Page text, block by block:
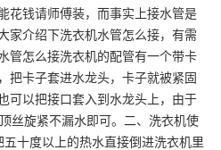
花钱请师傅装，而事实上接水管是
家介绍下洗衣机水管怎么接，有需
管怎么接洗衣机的配管有一个带卡
把卡子套进水龙头，卡子就被紧固
可以把接口套入到水龙头上，由于
丝旋紧不漏水即可。二、洗衣机使
十度以上的热水直接倒进洗衣机里